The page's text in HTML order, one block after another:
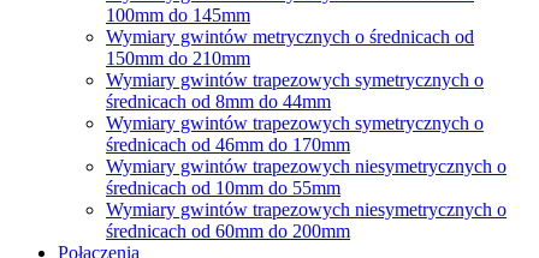
100mm do 145mm
Wymiary gwintów metrycznych o średnicach od
150mm do 210mm
Wymiary gwintów trapezowych symetrycznych o
średnicach od 8mm do 44mm
Wymiary gwintów trapezowych symetrycznych o
średnicach od 46mm do 170mm
Wymiary gwintów trapezowych niesymetrycznych o
średnicach od 10mm do 55mm
Wymiary gwintów trapezowych niesymetrycznych o
średnicach od 60mm do 200mm
Połączenia